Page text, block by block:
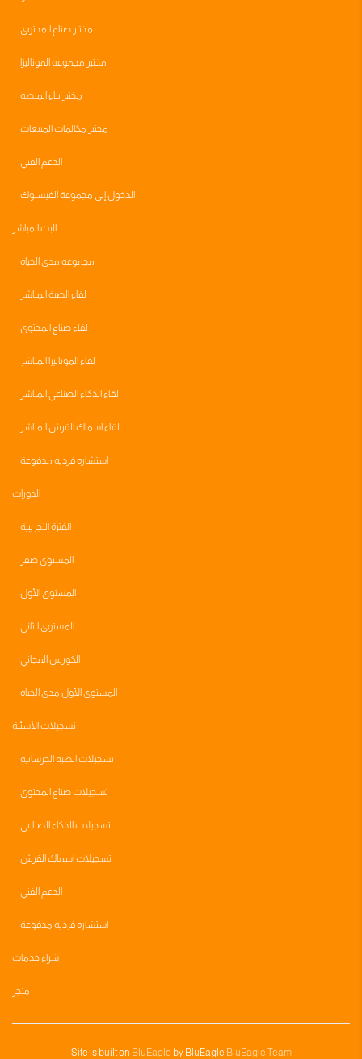
مختبر صناع المحتوى
مختبر مجموعه الموناليزا
مختبر بناء المنصه
مختبر مكالمات المبيعات
الدعم الفني
الدخول إلى مجموعة الفيسبوك
البث المباشر
مجموعه مدى الحياه
لقاء الصبة المباشر
لقاء صناع المحتوى
لقاء الموناليزا المباشر
لقاء الذكاء الصناعي المباشر
لقاء اسماك القرش المباشر
استشاره فرديه مدفوعة
الدورات
الفترة التجريبية
المستوى صفر
المستوى الأول
المستوى الثاني
الكورس المجاني
المستوى الأول مدى الحياه
تسجيلات الأسئلة
تسجيلات الصبة الخرسانية
تسجيلات صناع المحتوى
تسجيلات الذكاء الصناعي
تسجيلات اسماك القرش
الدعم الفني
استشاره فرديه مدفوعة
شراء خدمات
متجر
Site is built on BluEagle by BluEagle BluEagle Team